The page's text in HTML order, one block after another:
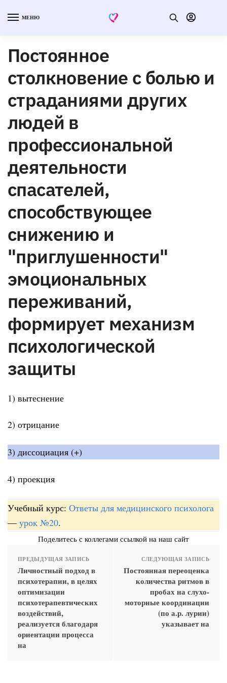
МЕНЮ
Постоянное
столкновение с болью и
страданиями других
людей в
профессиональной
деятельности
спасателей,
способствующее
снижению и
"приглушенности"
эмоциональных
переживаний,
формирует механизм
психологической
защиты
1) вытеснение
2) отрицание
3) диссоциация (+)
4) проекция
Учебный курс: Ответы для медицинского психолога
— урок №20.
Поделитесь с коллегами ссылкой на наш сайт
ПРЕДЫДУЩАЯ ЗАПИСЬ
Личностный подход в
психотерапии, в целях
оптимизации
психотерапевтических
воздействий,
реализуется благодаря
ориентации процесса
на
СЛЕДУЮЩАЯ ЗАПИСЬ
Постоянная переоценка
количества ритмов в
пробах на слухо-
моторные координации
(по а.р. лурии)
указывает на